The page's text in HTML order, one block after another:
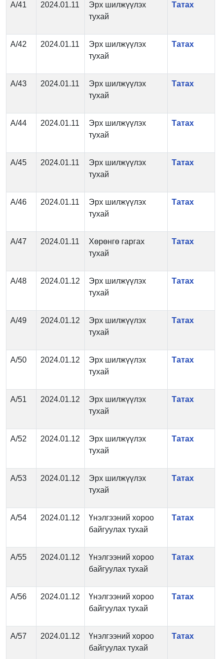
А/41 2024.01.11
Эрх шилжүүлэх
тухай
Татах
А/42 2024.01.11
Эрх шилжүүлэх
тухай
Татах
А/43 2024.01.11
Эрх шилжүүлэх
тухай
Татах
А/44 2024.01.11
Эрх шилжүүлэх
тухай
Татах
А/45 2024.01.11
Эрх шилжүүлэх
тухай
Татах
А/46 2024.01.11
Эрх шилжүүлэх
тухай
Татах
А/47 2024.01.11
Хөрөнгө гаргах
тухай
Татах
А/48 2024.01.12
Эрх шилжүүлэх
тухай
Татах
А/49 2024.01.12
Эрх шилжүүлэх
тухай
Татах
А/50 2024.01.12
Эрх шилжүүлэх
тухай
Татах
А/51 2024.01.12
Эрх шилжүүлэх
тухай
Татах
А/52 2024.01.12
Эрх шилжүүлэх
тухай
Татах
А/53 2024.01.12
Эрх шилжүүлэх
тухай
Татах
А/54 2024.01.12
Үнэлгээний хороо
байгуулах тухай
Татах
А/55 2024.01.12
Үнэлгээний хороо
байгуулах тухай
Татах
А/56 2024.01.12
Үнэлгээний хороо
байгуулах тухай
Татах
А/57 2024.01.12
Үнэлгээний хороо
байгуулах тухай
Татах